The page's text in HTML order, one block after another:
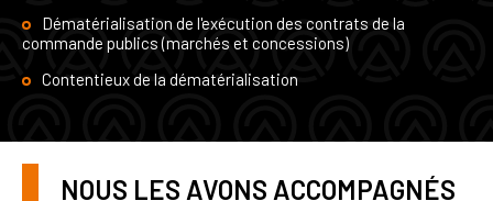
Dématérialisation de l'exécution des contrats de la
commande publics (marchés et concessions)
Contentieux de la dématérialisation
NOUS LES AVONS ACCOMPAGNÉS